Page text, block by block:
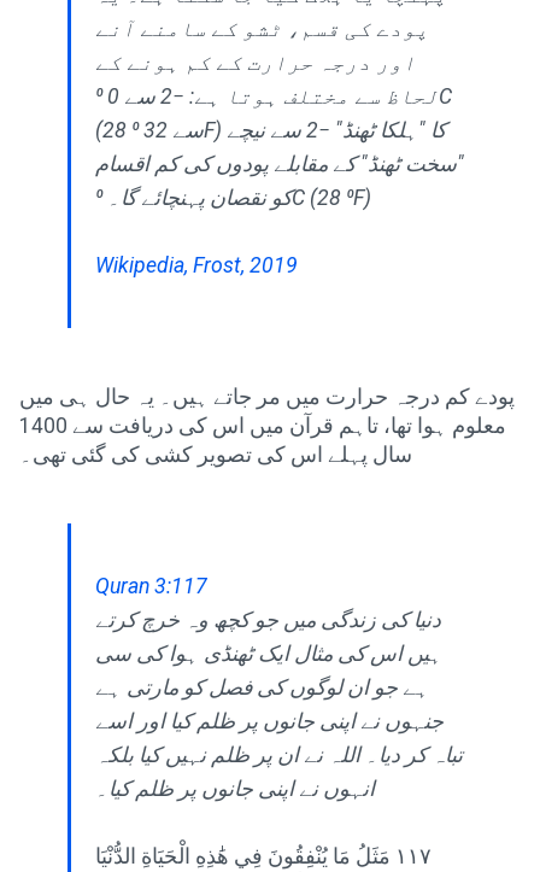
پودے کی قسم، ٹشو کے سامنے آنے
اور درجہ حرارت کے کم ہونے کے
لحاظ سے مختلف ہوتا ہے: −2 سے 0 ⁰C
(28 سے 32 ⁰F) کا "ہلکا ٹھنڈ" −2 سے نیچے
"سخت ٹھنڈ" کے مقابلے پودوں کی کم اقسام
کو نقصان پہنچائے گا۔ ⁰C (28 ⁰F)
Wikipedia, Frost, 2019
پودے کم درجہ حرارت میں مر جاتے ہیں۔ یہ حال ہی میں
معلوم ہوا تھا، تاہم قرآن میں اس کی دریافت سے 1400
سال پہلے اس کی تصویر کشی کی گئی تھی۔
Quran 3:117
دنیا کی زندگی میں جو کچھ وہ خرچ کرتے
ہیں اس کی مثال ایک ٹھنڈی ہوا کی سی
ہے جو ان لوگوں کی فصل کو مارتی ہے
جنہوں نے اپنی جانوں پر ظلم کیا اور اسے
تباہ کر دیا۔ اللہ نے ان پر ظلم نہیں کیا بلکہ
انہوں نے اپنی جانوں پر ظلم کیا۔
١١٧ مَثَلُ مَا يُنْفِقُونَ فِي هَٰذِهِ الْحَيَاةِ الدُّنْيَا